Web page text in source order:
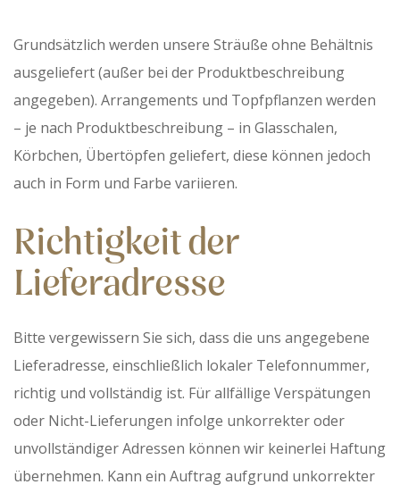
Grundsätzlich werden unsere Sträuße ohne Behältnis
ausgeliefert (außer bei der Produktbeschreibung
angegeben). Arrangements und Topfpflanzen werden
– je nach Produktbeschreibung – in Glasschalen,
Körbchen, Übertöpfen geliefert, diese können jedoch
auch in Form und Farbe variieren.
Richtigkeit der
Lieferadresse
Bitte vergewissern Sie sich, dass die uns angegebene
Lieferadresse, einschließlich lokaler Telefonnummer,
richtig und vollständig ist. Für allfällige Verspätungen
oder Nicht-Lieferungen infolge unkorrekter oder
unvollständiger Adressen können wir keinerlei Haftung
übernehmen. Kann ein Auftrag aufgrund unkorrekter